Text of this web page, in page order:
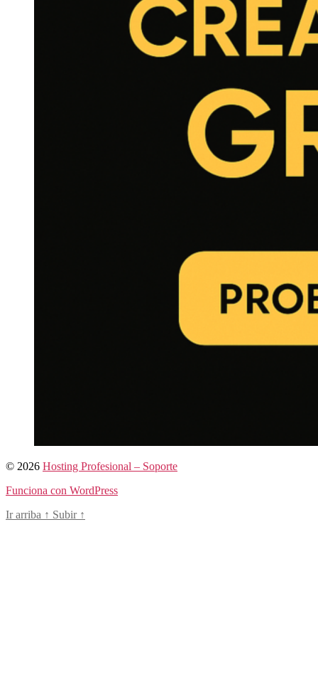
© 2026 Hosting Profesional – Soporte
Funciona con WordPress
Ir arriba ↑ Subir ↑